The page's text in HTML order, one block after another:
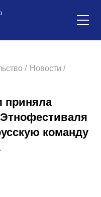
/ Новости /
приняла
команду